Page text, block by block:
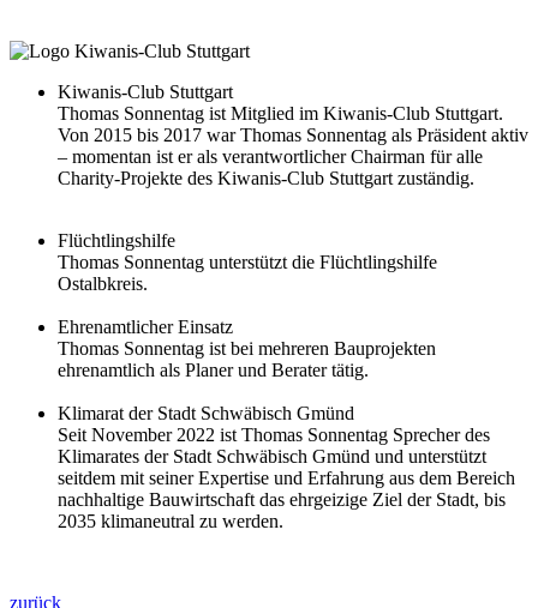
Kiwanis-Club Stuttgart
Thomas Sonnentag ist Mitglied im Kiwanis-Club Stuttgart.
Von 2015 bis 2017 war Thomas Sonnentag als Präsident aktiv
– momentan ist er als verantwortlicher Chairman für alle
Charity-Projekte des Kiwanis-Club Stuttgart zuständig.
Flüchtlingshilfe
Thomas Sonnentag unterstützt die Flüchtlingshilfe
Ostalbkreis.
Ehrenamtlicher Einsatz
Thomas Sonnentag ist bei mehreren Bauprojekten
ehrenamtlich als Planer und Berater tätig.
Klimarat der Stadt Schwäbisch Gmünd
Seit November 2022 ist Thomas Sonnentag Sprecher des
Klimarates der Stadt Schwäbisch Gmünd und unterstützt
seitdem mit seiner Expertise und Erfahrung aus dem Bereich
nachhaltige Bauwirtschaft das ehrgeizige Ziel der Stadt, bis
2035 klimaneutral zu werden.
zurück